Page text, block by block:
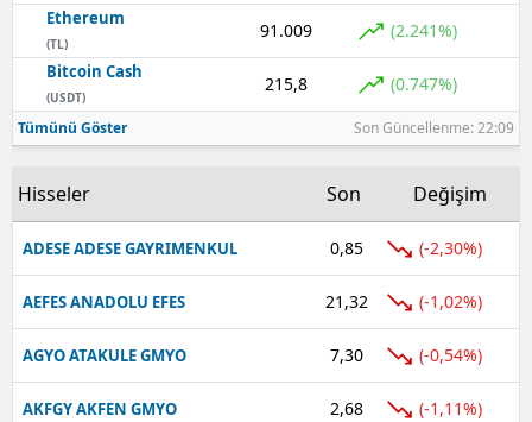
Ethereum
(TL)
91.009 (2.241%)
Bitcoin Cash
(USDT)
215,8 (0.747%)
Tümünü Göster Son Güncellenme: 22:09
Hisseler Son Değişim
ADESE ADESE GAYRIMENKUL 0,85 (-2,30%)
AEFES ANADOLU EFES 21,32 (-1,02%)
AGYO ATAKULE GMYO 7,30 (-0,54%)
AKFGY AKFEN GMYO 2,68 (-1,11%)